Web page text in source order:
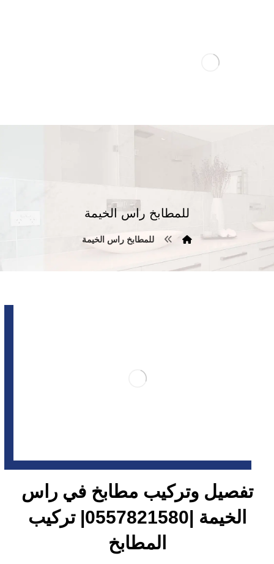
للمطابخ راس الخيمة
للمطابخ راس الخيمة
تفصيل وتركيب مطابخ في راس
الخيمة |0557821580| تركيب
المطابخ